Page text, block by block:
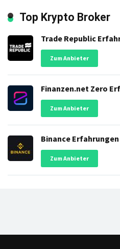
Top Krypto Broker
Trade Republic
Zum Anbieter
Finanzen.net Zero
Zum Anbieter
Binance Erfahrungen
Zum Anbieter